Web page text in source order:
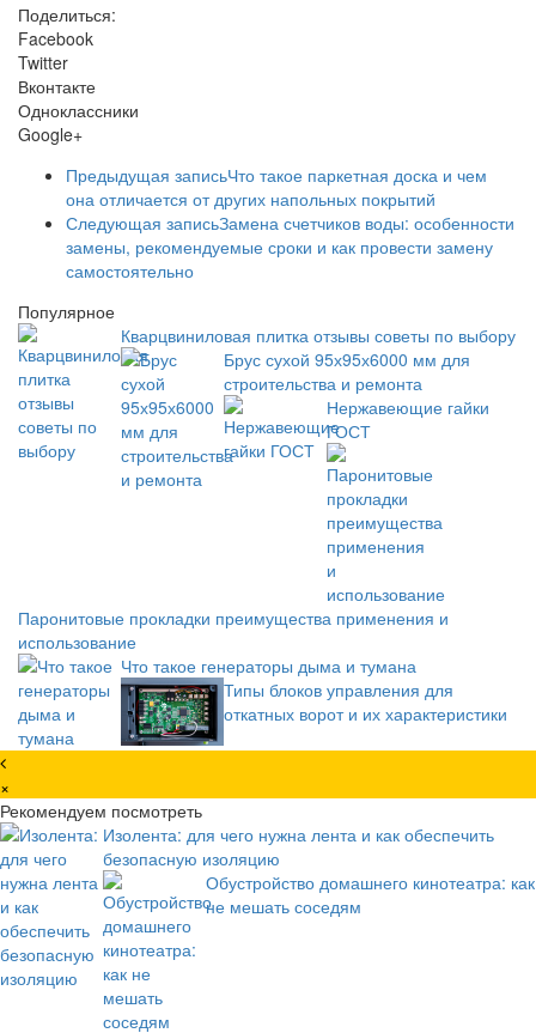
Поделиться:
Facebook
Twitter
Вконтакте
Одноклассники
Google+
Предыдущая записьЧто такое паркетная доска и чем
она отличается от других напольных покрытий
Следующая записьЗамена счетчиков воды: особенности
замены, рекомендуемые сроки и как провести замену
самостоятельно
Популярное
Кварцвиниловая плитка отзывы советы по выбору
Брус сухой 95х95х6000 мм для
строительства и ремонта
Нержавеющие гайки
ГОСТ
Паронитовые прокладки преимущества применения и
использование
Что такое генераторы дыма и тумана
Типы блоков управления для
откатных ворот и их характеристики
×
Рекомендуем посмотреть
Изолента: для чего нужна лента и как обеспечить
безопасную изоляцию
Обустройство домашнего кинотеатра: как
не мешать соседям